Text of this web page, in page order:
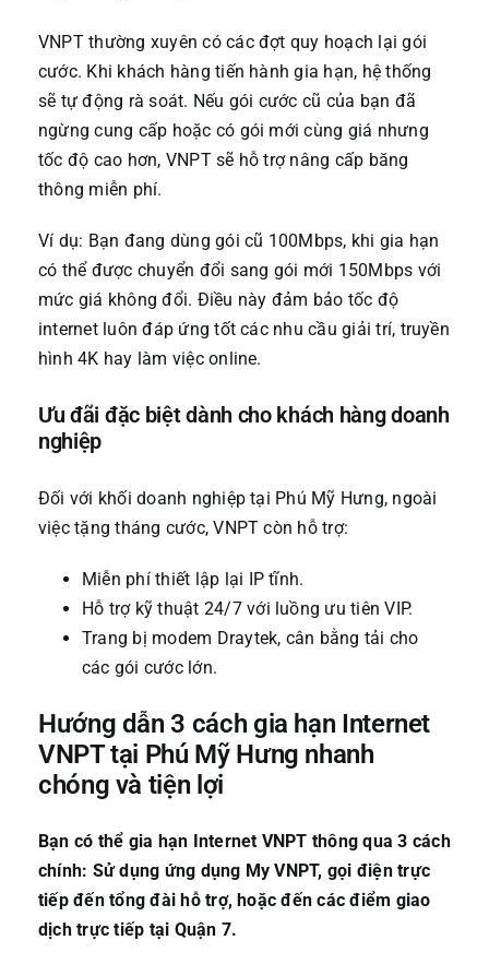
VNPT thường xuyên có các đợt quy hoạch lại gói
cước. Khi khách hàng tiến hành gia hạn, hệ thống
sẽ tự động rà soát. Nếu gói cước cũ của bạn đã
ngừng cung cấp hoặc có gói mới cùng giá nhưng
tốc độ cao hơn, VNPT sẽ hỗ trợ nâng cấp băng
thông miễn phí.
Ví dụ: Bạn đang dùng gói cũ 100Mbps, khi gia hạn
có thể được chuyển đổi sang gói mới 150Mbps với
mức giá không đổi. Điều này đảm bảo tốc độ
internet luôn đáp ứng tốt các nhu cầu giải trí, truyền
hình 4K hay làm việc online.
Ưu đãi đặc biệt dành cho khách hàng doanh
nghiệp
Đối với khối doanh nghiệp tại Phú Mỹ Hưng, ngoài
việc tặng tháng cước, VNPT còn hỗ trợ:
Miễn phí thiết lập lại IP tĩnh.
Hỗ trợ kỹ thuật 24/7 với luồng ưu tiên VIP.
Trang bị modem Draytek, cân bằng tải cho
các gói cước lớn.
Hướng dẫn 3 cách gia hạn Internet
VNPT tại Phú Mỹ Hưng nhanh
chóng và tiện lợi
Bạn có thể gia hạn Internet VNPT thông qua 3 cách
chính: Sử dụng ứng dụng My VNPT, gọi điện trực
tiếp đến tổng đài hỗ trợ, hoặc đến các điểm giao
dịch trực tiếp tại Quận 7.